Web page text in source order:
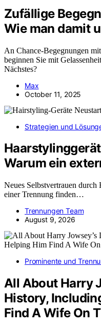
Zufällige
Wie man damit
An Chance-Begegnungen
beginnen Sie mit
Nächstes?
Max
October 11, 2025
Strategien und
Warum ein
Neues Selbstvertrauen
einer Trennung finden…
Trennungen Team
August 9, 2026
Prominente und
All About Harry
History,
Find A Wife On